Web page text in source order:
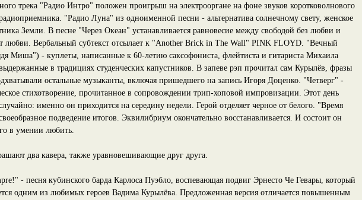
трека "Радио Интро" положен проигрыш на электрооргане на фоне звуков коротковолнового
"Радио Луна" из одноименной песни - альтернатива солнечному свету, женское
Земли. В песне "Через Океан" устанавливается равновесие между свободой без любви и
любви. Вербальный субтекст отсылает к "Another Brick in The Wall" PINK FLOYD. "Вечный
Миша") - куплеты, написанные к 60-летию саксофониста, флейтиста и гитариста Михаила
в традициях студенческих капустников. В запеве рэп прочитал сам Курылёв, фразы
остальные музыканты, включая пришедшего на запись Игоря Доценко. "Четверг" -
стихотворение, прочитанное в сопровождении трип-хоповой импровизации. Этот день
именно он приходится на середину недели. Герой отделяет черное от белого. "Время
подведение итогов. Эквилибриум окончательно восстанавливается. И состоит он
в умении любить.
два кавера, также уравновешивающие друг друга.
- песня кубинского барда Карлоса Пуэбло, воспевающая подвиг Эрнесто Че Гевары, который
одним из любимых героев Вадима Курылёва. Предложенная версия отличается повышенным